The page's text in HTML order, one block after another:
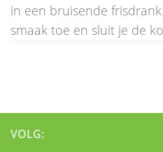
in een bruisende
smaak toe en sluit je de
VOLG: